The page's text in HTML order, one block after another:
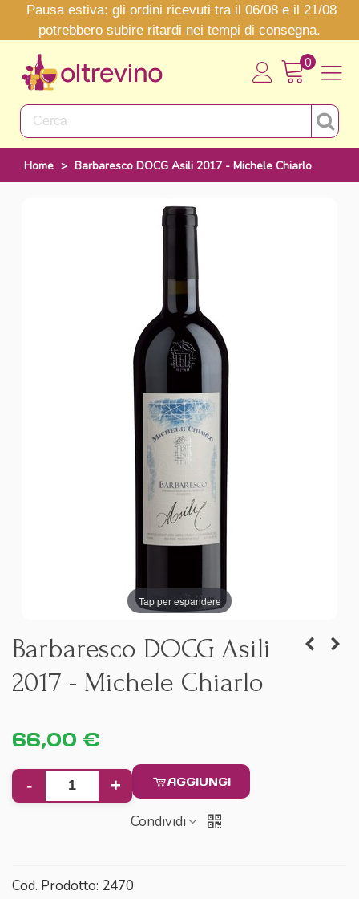
Pausa estiva: gli ordini ricevuti tra il 06/08 e il 21/08
potrebbero subire ritardi nei tempi di consegna.
0
Home > Barbaresco DOCG Asili 2017 - Michele Chiarlo
Tap per espandere
Barbaresco DOCG Asili
2017 - Michele Chiarlo
66,00 €
- + AGGIUNGI
Condividi
Cod. Prodotto: 2470